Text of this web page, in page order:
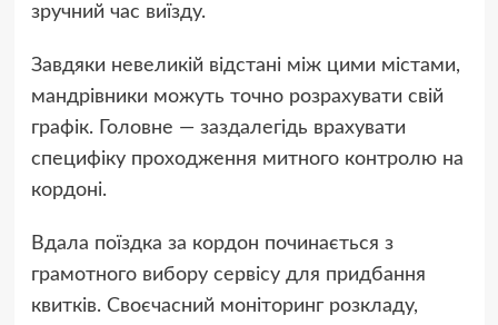
зручний час виїзду.
Завдяки невеликій відстані між цими містами,
мандрівники можуть точно розрахувати свій
графік. Головне — заздалегідь врахувати
специфіку проходження митного контролю на
кордоні.
Вдала поїздка за кордон починається з
грамотного вибору сервісу для придбання
квитків. Своєчасний моніторинг розкладу,